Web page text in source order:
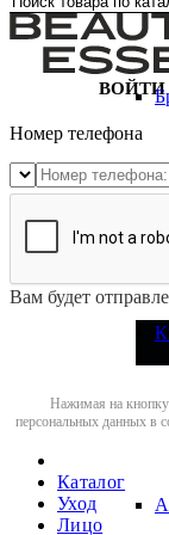
ВОЙТИ
Номер телефона
Вам будет
Нажимая на кнопку
персональных данных в
Каталог
Уход
Лицо